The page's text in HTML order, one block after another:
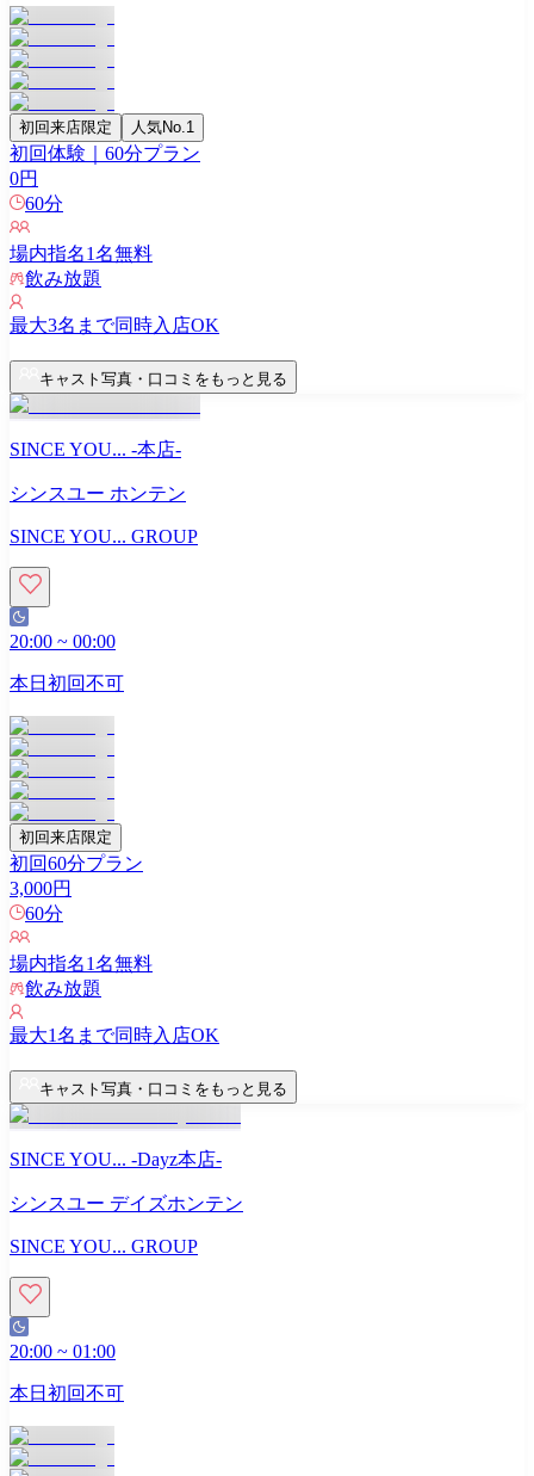
初回来店限定 人気No.1
初回体験｜60分プラン
0円
60分
場内指名1名無料
飲み放題
最大3名まで同時入店OK
キャスト写真・口コミをもっと見る
SINCE YOU... -本店-
シンスユー ホンテン
SINCE YOU... GROUP
20:00 ~ 00:00
本日初回不可
初回来店限定
初回60分プラン
3,000円
60分
場内指名1名無料
飲み放題
最大1名まで同時入店OK
キャスト写真・口コミをもっと見る
SINCE YOU... -Dayz本店-
シンスユー デイズホンテン
SINCE YOU... GROUP
20:00 ~ 01:00
本日初回不可